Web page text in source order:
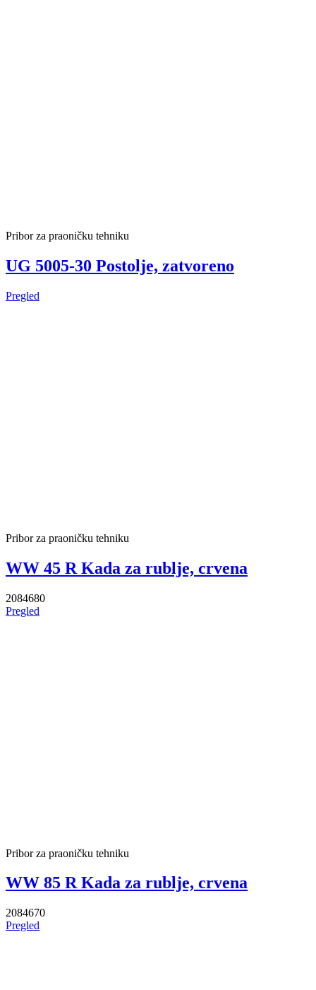
Pribor za praoničku tehniku
UG 5005-30 Postolje, zatvoreno
Pregled
Pribor za praoničku tehniku
WW 45 R Kada za rublje, crvena
2084680
Pregled
Pribor za praoničku tehniku
WW 85 R Kada za rublje, crvena
2084670
Pregled